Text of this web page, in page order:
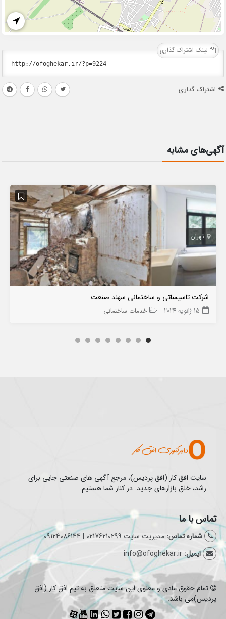
لینک اشتراک گذاری
اشتراک گذاری
آگهی‌های مشابه
تهران
شرکت تاسیساتی و ساختمانی سهند صنعت
15 ژانویه 2024 خدمات ساختمانی
سایت افق کار (افق پردیس)، مرجع آگهی های صنعتی جایی برای
رشد، خلق بازارهای جدید. در کنار شما هستیم.
تماس با ما
شماره تماس:مدیریت سایت 02176210299 | 09124086144
ایمیل:info@ofoghekar.ir
تمام حقوق مادی و معنوی این سایت متعلق به تیم افق کار (افق
پردیس)می باشد.